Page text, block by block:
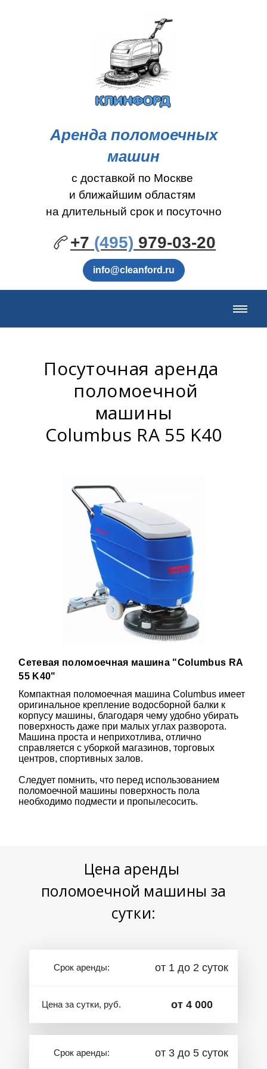
Аренда поломоечных
машин
с доставкой по Москве
и ближайшим областям
на длительный срок и посуточно
+7 (495) 979-03-20
info@cleanford.ru
Посуточная аренда
поломоечной
машины
Columbus RA 55 K40
Сетевая поломоечная машина "Columbus RA
55 K40"
Компактная поломоечная машина Columbus имеет
оригинальное крепление водосборной балки к
корпусу машины, благодаря чему удобно убирать
поверхность даже при малых углах разворота.
Машина проста и неприхотлива, отлично
справляется с уборкой магазинов, торговых
центров, спортивных залов.
Следует помнить, что перед использованием
поломоечной машины поверхность пола
необходимо подмести и пропылесосить.
Цена аренды
поломоечной машины за
сутки:
Срок аренды: от 1 до 2 суток
Цена за сутки, руб. от 4 000
Срок аренды: от 3 до 5 суток